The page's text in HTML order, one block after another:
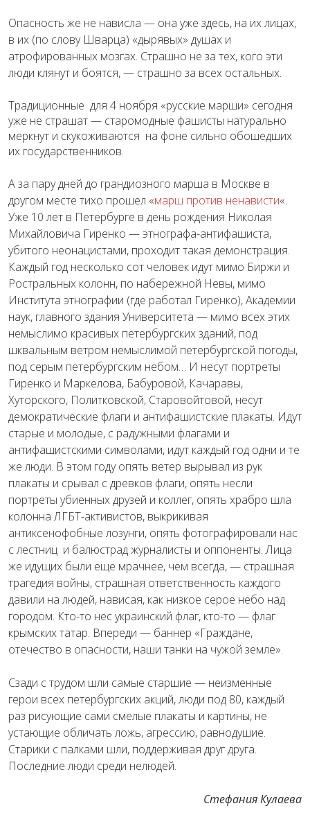
Опасность же не нависла — она уже здесь, на их лицах,
в их (по слову Шварца) «дырявых» душах и
атрофированных мозгах. Страшно не за тех, кого эти
люди клянут и боятся, — страшно за всех остальных.
Традиционные для 4 ноября «русские марши» сегодня
уже не страшат — старомодные фашисты натурально
меркнут и скукоживаются на фоне сильно обошедших
их государственников.
А за пару дней до грандиозного марша в Москве в
другом месте тихо прошел «марш против ненависти«.
Уже 10 лет в Петербурге в день рождения Николая
Михайловича Гиренко — этнографа-антифашиста,
убитого неонацистами, проходит такая демонстрация.
Каждый год несколько сот человек идут мимо Биржи и
Ростральных колонн, по набережной Невы, мимо
Института этнографии (где работал Гиренко), Академии
наук, главного здания Университета — мимо всех этих
немыслимо красивых петербургских зданий, под
шквальным ветром немыслимой петербургской погоды,
под серым петербургским небом… И несут портреты
Гиренко и Маркелова, Бабуровой, Качаравы,
Хуторского, Политковской, Старовойтовой, несут
демократические флаги и антифашистские плакаты. Идут
старые и молодые, с радужными флагами и
антифашистскими символами, идут каждый год одни и те
же люди. В этом году опять ветер вырывал из рук
плакаты и срывал с древков флаги, опять несли
портреты убиенных друзей и коллег, опять храбро шла
колонна ЛГБТ-активистов, выкрикивая
антиксенофобные лозунги, опять фотографировали нас
с лестниц и балюстрад журналисты и оппоненты. Лица
же идущих были еще мрачнее, чем всегда, — страшная
трагедия войны, страшная ответственность каждого
давили на людей, нависая, как низкое серое небо над
городом. Кто-то нес украинский флаг, кто-то — флаг
крымских татар. Впереди — баннер «Граждане,
отечество в опасности, наши танки на чужой земле».
Сзади с трудом шли самые старшие — неизменные
герои всех петербургских акций, люди под 80, каждый
раз рисующие сами смелые плакаты и картины, не
устающие обличать ложь, агрессию, равнодушие.
Старики с палками шли, поддерживая друг друга.
Последние люди среди нелюдей.
Стефания Кулаева